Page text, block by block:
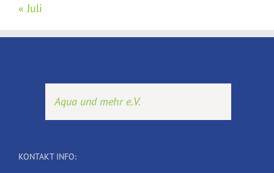
« Juli
Aqua und mehr e.V.
KONTAKT INFO: